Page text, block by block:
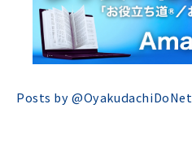
Posts by @OyakudachiDoNet